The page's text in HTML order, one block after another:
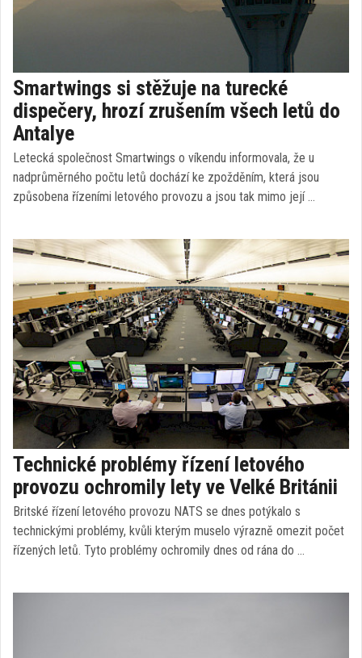
Smartwings si stěžuje na turecké
dispečery, hrozí zrušením všech letů do
Antalye
Letecká společnost Smartwings o víkendu informovala, že u
nadprůměrného počtu letů dochází ke zpožděním, která jsou
způsobena řízeními letového provozu a jsou tak mimo její …
Technické problémy řízení letového
provozu ochromily lety ve Velké Británii
Britské řízení letového provozu NATS se dnes potýkalo s
technickými problémy, kvůli kterým muselo výrazně omezit počet
řízených letů. Tyto problémy ochromily dnes od rána do …